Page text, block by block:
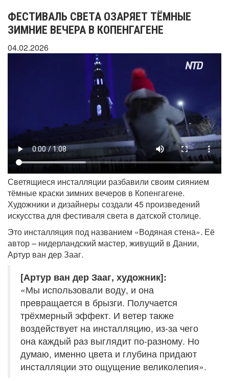
ФЕСТИВАЛЬ СВЕТА ОЗАРЯЕТ ТЁМНЫЕ
ЗИМНИЕ ВЕЧЕРА В КОПЕНГАГЕНЕ
04.02.2026
Светящиеся инсталляции разбавили своим сиянием
тёмные краски зимних вечеров в Копенгагене.
Художники и дизайнеры создали 45 произведений
искусства для фестиваля света в датской столице.
Это инсталляция под названием «Водяная стена». Её
автор – нидерландский мастер, живущий в Дании,
Артур ван дер Зааг.
[Артур ван дер Зааг, художник]:
«Мы использовали воду, и она
превращается в брызги. Получается
трёхмерный эффект. И ветер также
воздействует на инсталляцию, из-за чего
она каждый раз выглядит по-разному. Но
думаю, именно цвета и глубина придают
инсталляции это ощущение великолепия».